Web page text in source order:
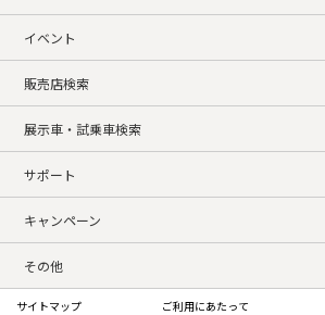
イベント
販売店検索
展示車・試乗車検索
サポート
キャンペーン
その他
サイトマップ ご利用にあたって